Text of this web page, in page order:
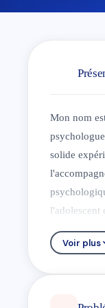
Mon nom
solide
l'adolescent
Je travaille
conscience,
facilement
Voir plus